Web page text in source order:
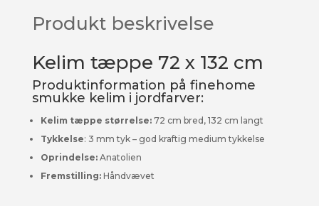
Produkt beskrivelse
Kelim tæppe 72 x 132 cm
Produktinformation på finehome
smukke kelim i jordfarver:
Kelim tæppe størrelse: 72 cm bred, 132 cm langt
Tykkelse: 3 mm tyk – god kraftig medium tykkelse
Oprindelse: Anatolien
Fremstilling: Håndvævet